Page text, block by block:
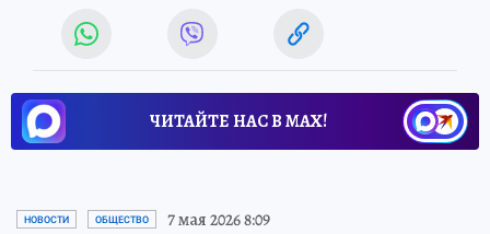
ЧИТАЙТЕ НАС В МАХ!
НОВОСТИ ОБЩЕСТВО 7 мая 2026 8:09